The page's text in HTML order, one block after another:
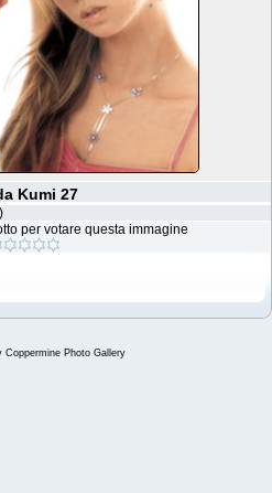
Kumi 27
per votare questa immagine
Coppermine Photo Gallery